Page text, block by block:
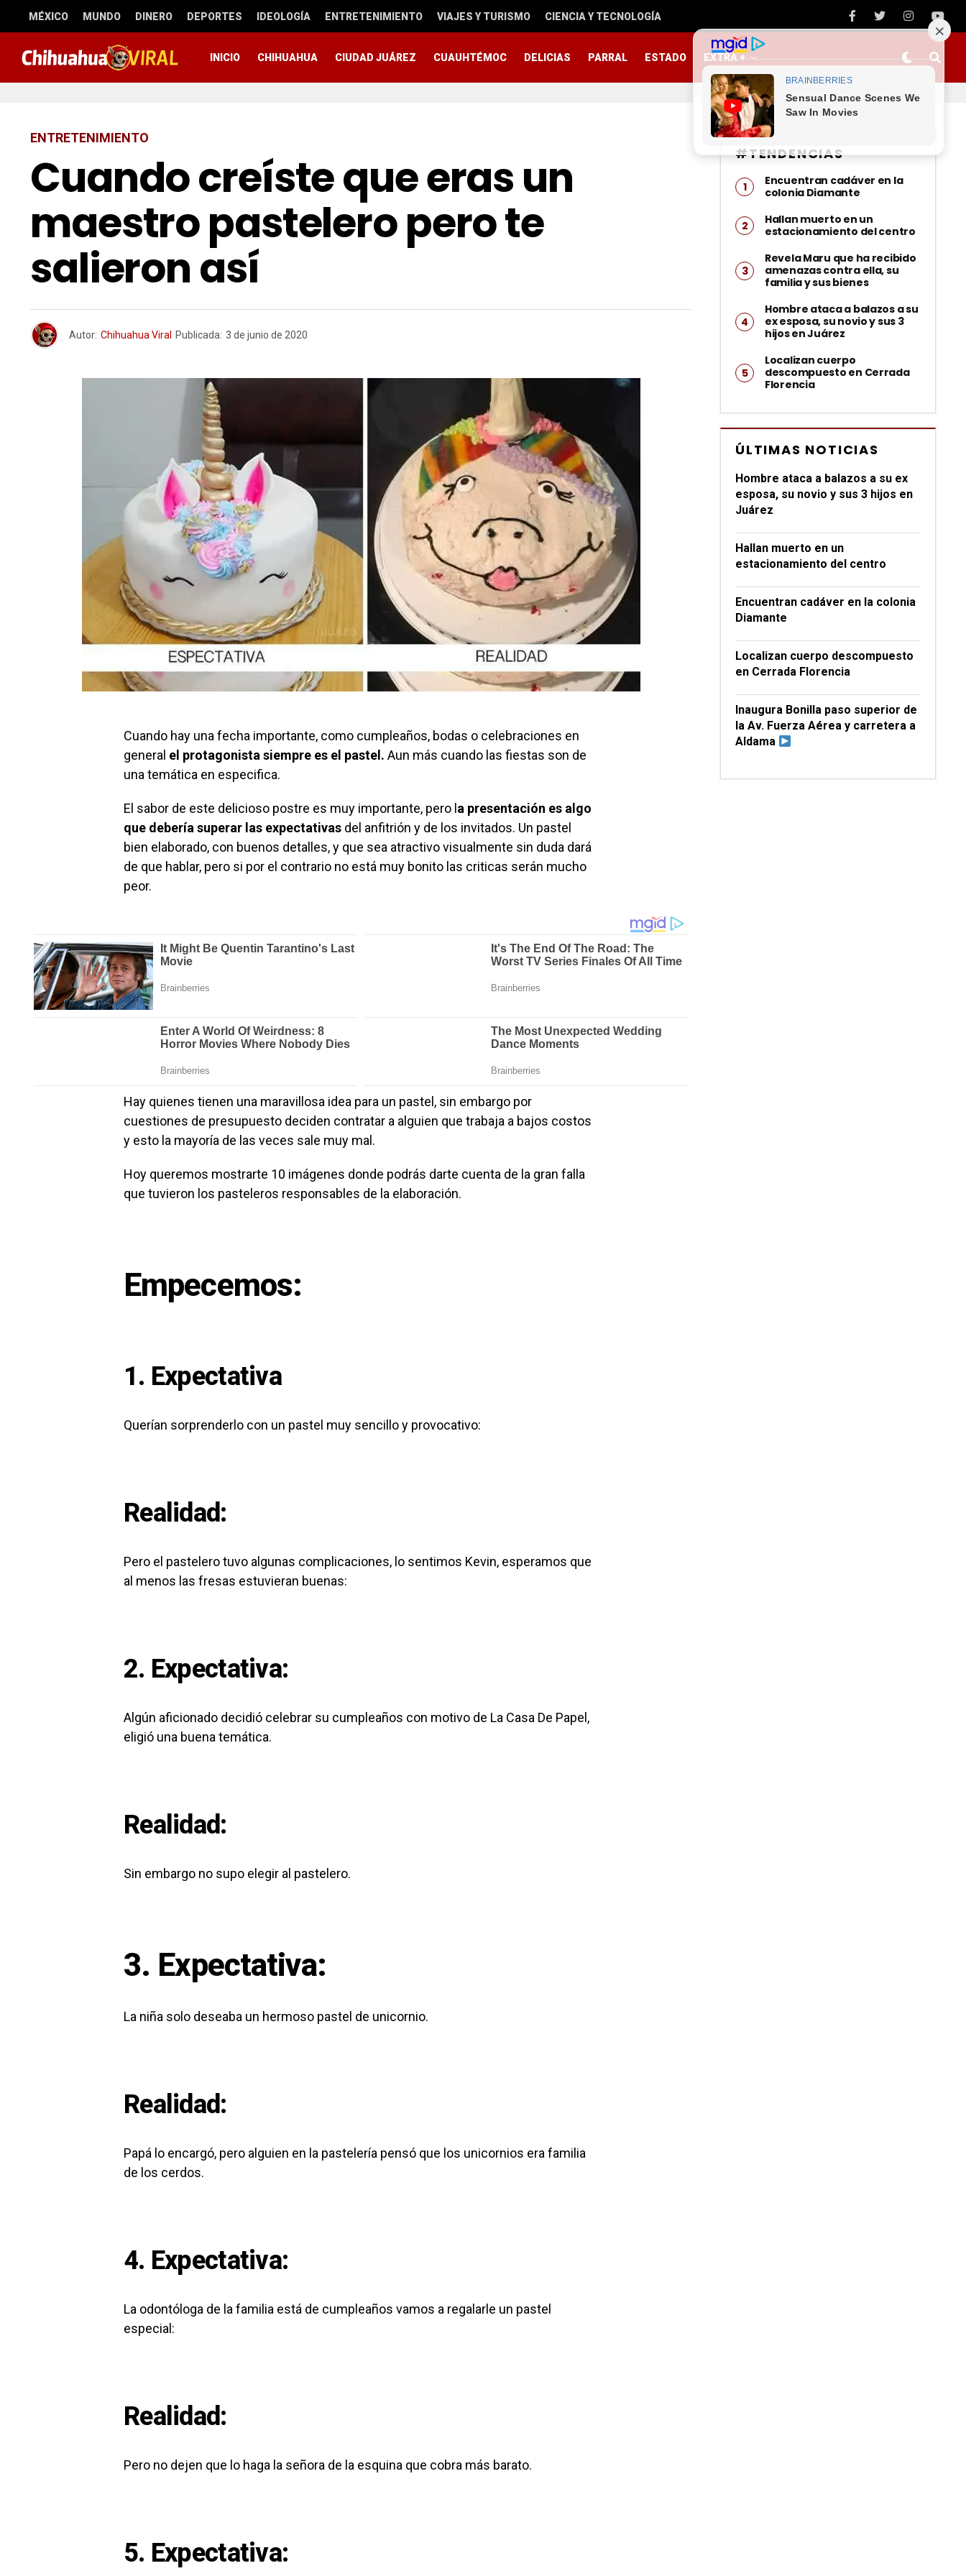
MÉXICO MUNDO DINERO DEPORTES IDEOLOGÍA ENTRETENIMIENTO VIAJES Y TURISMO CIENCIA Y TECNOLOGÍA
INICIO CHIHUAHUA CIUDAD JUÁREZ CUAUHTÉMOC DELICIAS PARRAL ESTADO EXTRA +
ENTRETENIMIENTO
Cuando creíste que eras un
maestro pastelero pero te
salieron así
Autor: Chihuahua Viral Publicada: 3 de junio de 2020
Cuando hay una fecha importante, como cumpleaños, bodas o celebraciones en
general el protagonista siempre es el pastel. Aun más cuando las fiestas son de
una temática en especifica.
El sabor de este delicioso postre es muy importante, pero l a presentación es algo
que debería superar las expectativas del anfitrión y de los invitados. Un pastel
bien elaborado, con buenos detalles, y que sea atractivo visualmente sin duda dará
de que hablar, pero si por el contrario no está muy bonito las criticas serán mucho
peor.
Hay quienes tienen una maravillosa idea para un pastel, sin embargo por
cuestiones de presupuesto deciden contratar a alguien que trabaja a bajos costos
y esto la mayoría de las veces sale muy mal.
Hoy queremos mostrarte 10 imágenes donde podrás darte cuenta de la gran falla
que tuvieron los pasteleros responsables de la elaboración.
Empecemos:
1. Expectativa
Querían sorprenderlo con un pastel muy sencillo y provocativo:
Realidad:
Pero el pastelero tuvo algunas complicaciones, lo sentimos Kevin, esperamos que
al menos las fresas estuvieran buenas:
2. Expectativa:
Algún aficionado decidió celebrar su cumpleaños con motivo de La Casa De Papel,
eligió una buena temática.
Realidad:
Sin embargo no supo elegir al pastelero.
3. Expectativa:
La niña solo deseaba un hermoso pastel de unicornio.
Realidad:
Papá lo encargó, pero alguien en la pastelería pensó que los unicornios era familia
de los cerdos.
4. Expectativa:
La odontóloga de la familia está de cumpleaños vamos a regalarle un pastel
especial:
Realidad:
Pero no dejen que lo haga la señora de la esquina que cobra más barato.
5. Expectativa:
#TENDENCIAS
Encuentran cadáver en la
colonia Diamante
Hallan muerto en un
estacionamiento del centro
Revela Maru que ha recibido
amenazas contra ella, su
familia y sus bienes
Hombre ataca a balazos a su
ex esposa, su novio y sus 3
hijos en Juárez
Localizan cuerpo
descompuesto en Cerrada
Florencia
ÚLTIMAS NOTICIAS
Hombre ataca a balazos a su ex
esposa, su novio y sus 3 hijos en
Juárez
Hallan muerto en un
estacionamiento del centro
Encuentran cadáver en la colonia
Diamante
Localizan cuerpo descompuesto
en Cerrada Florencia
Inaugura Bonilla paso superior de
la Av. Fuerza Aérea y carretera a
Aldama